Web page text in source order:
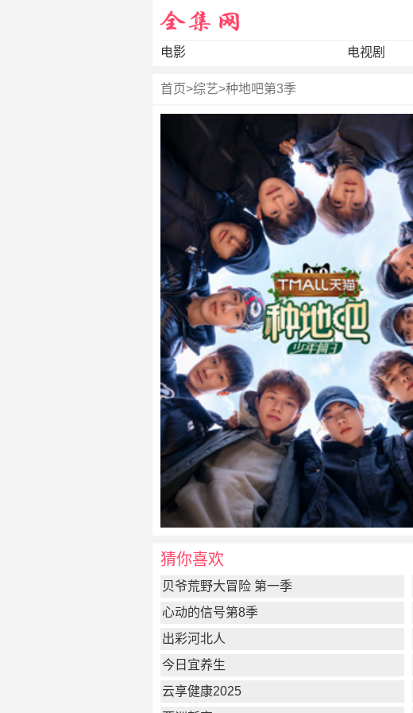
电影 电视剧
首页>综艺>种地吧第3季
猜你喜欢
贝爷荒野大冒险 第一季
心动的信号第8季
出彩河北人
今日宜养生
云享健康2025